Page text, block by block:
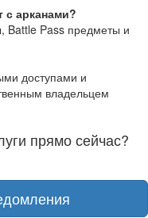
с арканами?
Battle Pass предметы и
доступами и
владельцем
прямо сейчас?